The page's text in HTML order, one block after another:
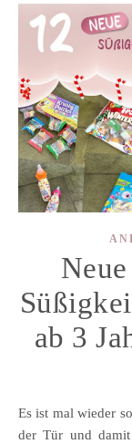
ab 3
Es ist mal wieder so weit. Die Zeit der Adventskalender steht vor
der Tür und